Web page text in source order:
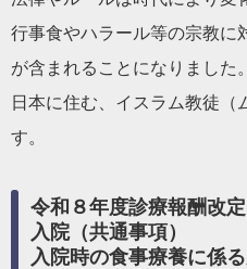
行事食やハラール等の宗教に
が含まれることになりました。
日本に住む、イスラム教徒（
す。
令和８年度診療報酬改定
入院（共通事項）
入院時の食事療養に係